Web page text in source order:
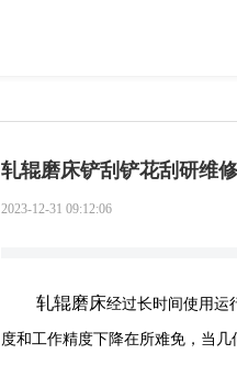
轧辊磨床铲刮铲花刮研维
2023-12-31 09:12:06
轧辊磨床经过长时间使用运
度和工作精度下降在所难免，当